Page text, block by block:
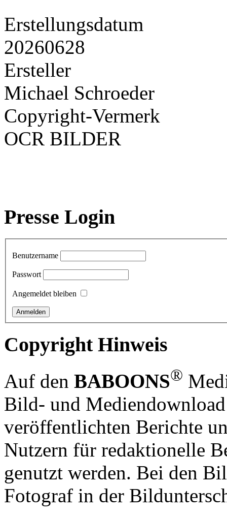
Erstellungsdatum
20260628
Ersteller
Michael Schroeder
Copyright-Vermerk
OCR BILDER
Presse Login
Benutzername
Passwort
Angemeldet bleiben
Copyright Hinweis
Auf den BABOONS®
Bild- und
veröffentlichten Berichte
Nutzern für redaktionelle
genutzt werden. Bei den
Fotograf in der